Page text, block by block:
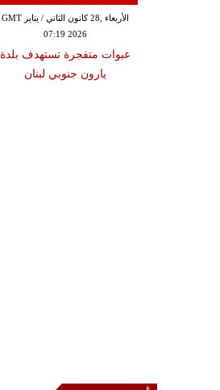
الأربعاء ,28 كانون الثاني / يناير GMT
07:19 2026
عبوات متفجرة تستهدف بلدة
يارون جنوبي لبنان